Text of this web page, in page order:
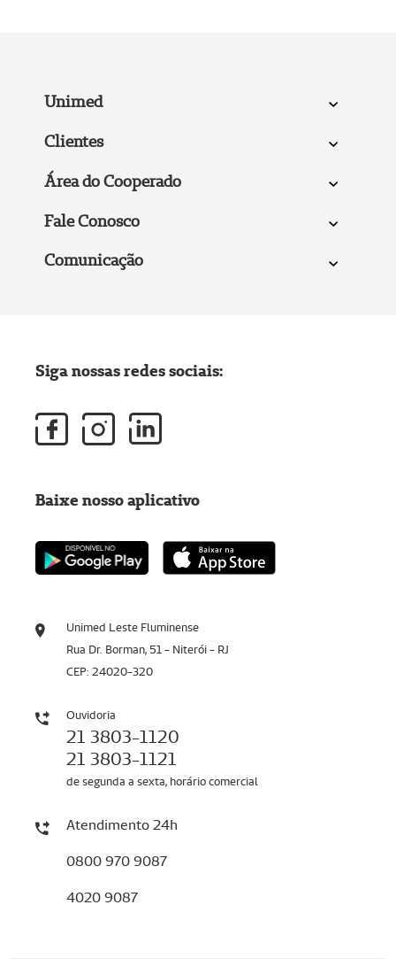
Unimed
Clientes
Área do Cooperado
Fale Conosco
Comunicação
Unimed Leste Fluminense
Rua Dr. Borman, 51 - Niterói - RJ
CEP: 24020-320
Ouvidoria
21 3803-1120
21 3803-1121
de segunda a sexta, horário comercial
Atendimento 24h
0800 970 9087
4020 9087
Siga nossas redes sociais:
Baixe nosso aplicativo